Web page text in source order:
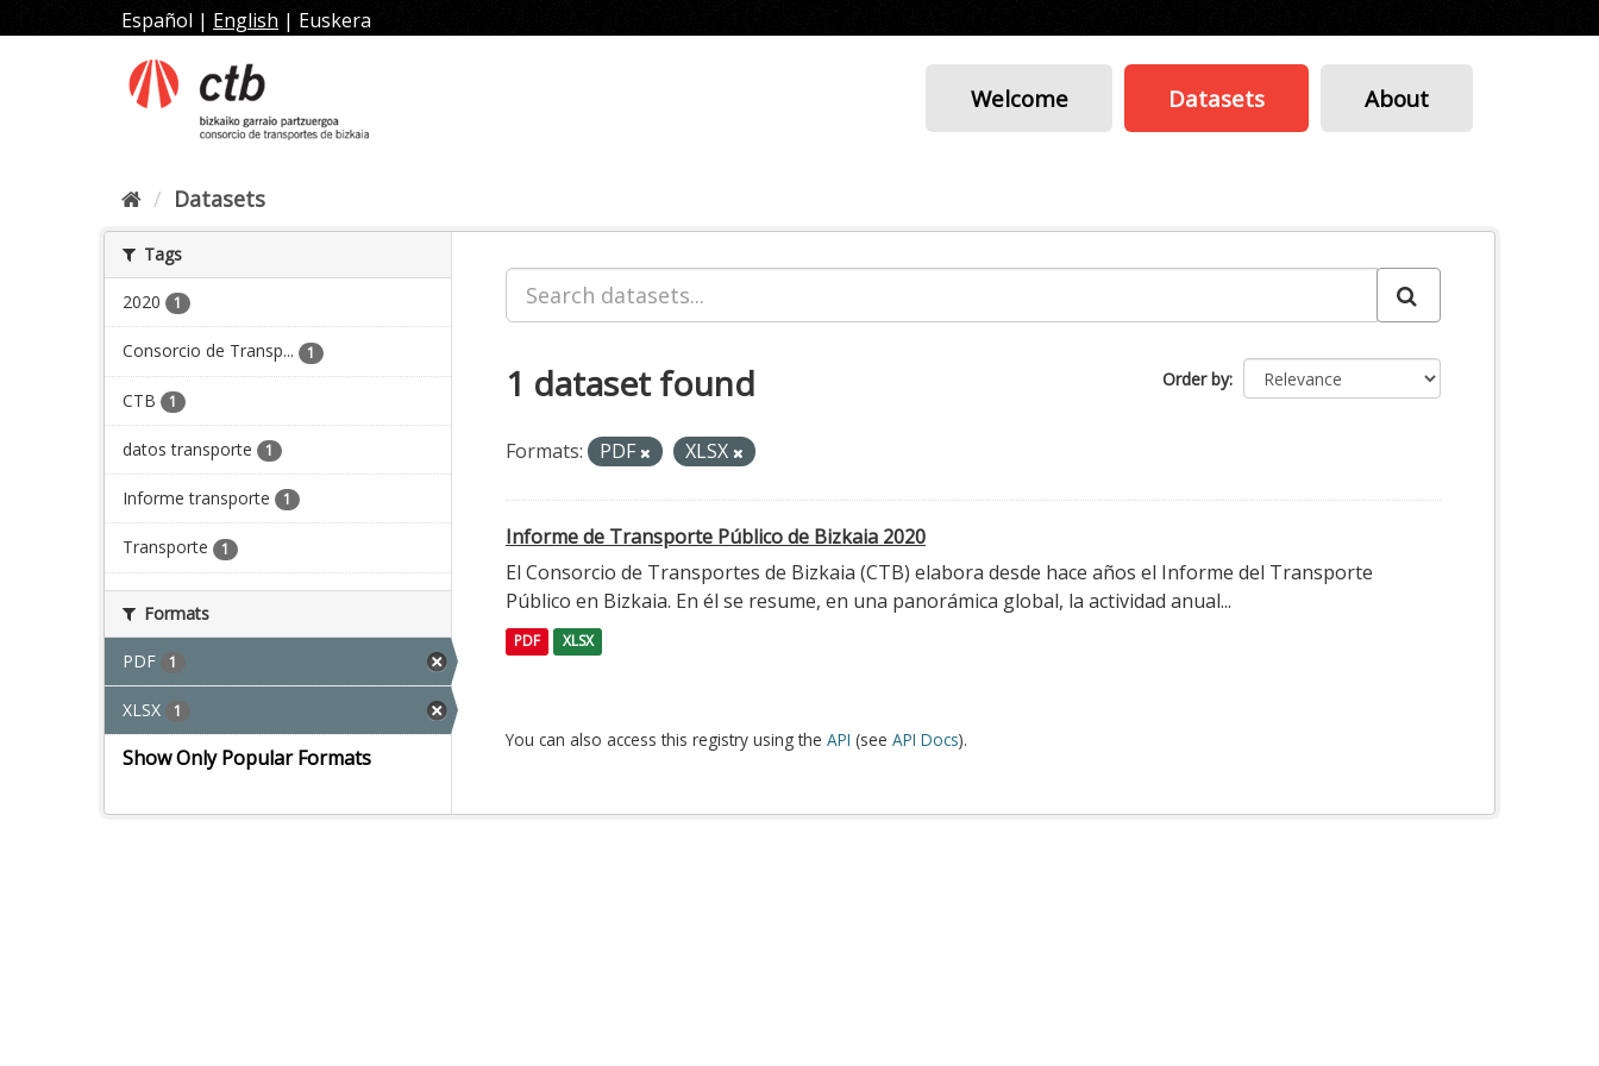
to
Español | English | Euskera
Welcome Datasets About
Datasets
Tags
2020 1
Consorcio de Transp... 1
CTB 1
datos transporte 1
Informe transporte 1
Transporte 1
Formats
PDF 1
XLSX 1
Show Only Popular Formats
Order by
1 dataset found
Formats: PDF XLSX
Informe de Transporte Público de Bizkaia 2020
El Consorcio de Transportes de Bizkaia (CTB) elabora desde hace años el Informe del Transporte
Público en Bizkaia. En él se resume, en una panorámica global, la actividad anual...
PDF XLSX
You can also access this registry using the API (see API Docs).